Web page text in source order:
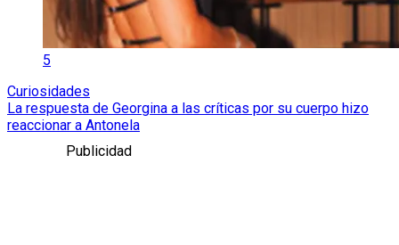
5
Curiosidades
La respuesta de Georgina a las críticas por su cuerpo hizo
reaccionar a Antonela
Publicidad